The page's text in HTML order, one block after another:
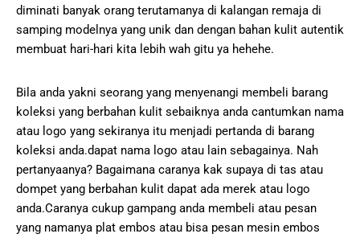
diminati banyak orang terutamanya di kalangan remaja di
samping modelnya yang unik dan dengan bahan kulit autentik
membuat hari-hari kita lebih wah gitu ya hehehe.
Bila anda yakni seorang yang menyenangi membeli barang
koleksi yang berbahan kulit sebaiknya anda cantumkan nama
atau logo yang sekiranya itu menjadi pertanda di barang
koleksi anda.dapat nama logo atau lain sebagainya. Nah
pertanyaanya? Bagaimana caranya kak supaya di tas atau
dompet yang berbahan kulit dapat ada merek atau logo
anda.Caranya cukup gampang anda membeli atau pesan
yang namanya plat embos atau bisa pesan mesin embos